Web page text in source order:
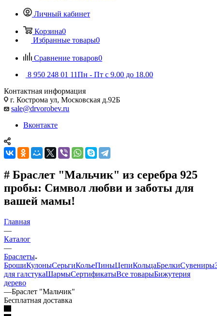
Личный кабинет
Корзина0
Избранные товары0
Сравнение товаров0
8 950 248 01 11Пн - Пт с 9.00 до 18.00
Контактная информация
г. Кострома ул, Московская д.92Б
sale@drvorobev.ru
Вконтакте
# Браслет "Мальчик" из серебра 925
пробы: Символ любви и заботы для
вашей мамы!
Главная
—
Каталог
—
Браслеты
БрошиКулоныСерьгиКольеПиныЦепиКольцаБрелкиСувениры
для галстукаШармыСертификатыВсе товарыБижутерия
дерево
—Браслет "Мальчик"
Бесплатная доставка